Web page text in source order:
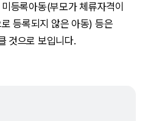
등록아동(부모가 체류자격이
등록되지 않은 아동) 등은
것으로 보입니다.